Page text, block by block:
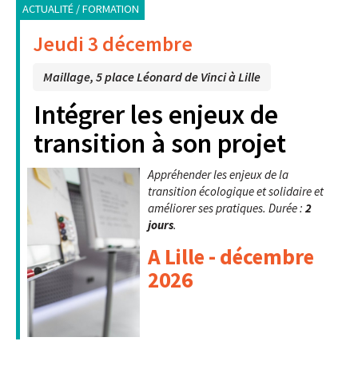
ACTUALITÉ / FORMATION
Jeudi 3 décembre
Maillage, 5 place Léonard de Vinci à Lille
Intégrer les enjeux de
transition à son projet
Appréhender les enjeux de la
transition écologique et solidaire et
améliorer ses pratiques. Durée :2
jours.
A Lille - décembre
2026